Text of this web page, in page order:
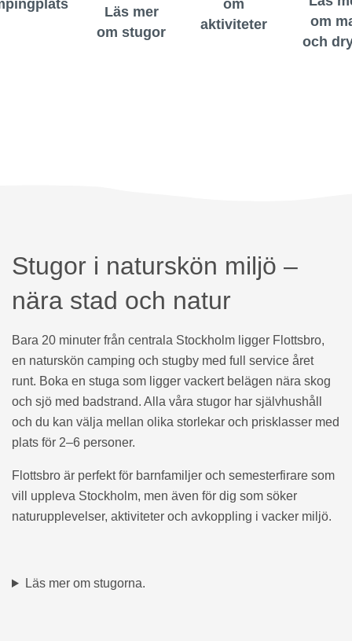
Läs mer
om stugor
om
aktiviteter
om
och
Stugor i naturskön miljö –
nära stad och natur
Bara 20 minuter från centrala Stockholm ligger Flottsbro,
en naturskön camping och stugby med full service året
runt. Boka en stuga som ligger vackert belägen nära skog
och sjö med badstrand. Alla våra stugor har självhushåll
och du kan välja mellan olika storlekar och prisklasser med
plats för 2–6 personer.
Flottsbro är perfekt för barnfamiljer och semesterfirare som
vill uppleva Stockholm, men även för dig som söker
naturupplevelser, aktiviteter och avkoppling i vacker miljö.
Läs mer om stugorna.